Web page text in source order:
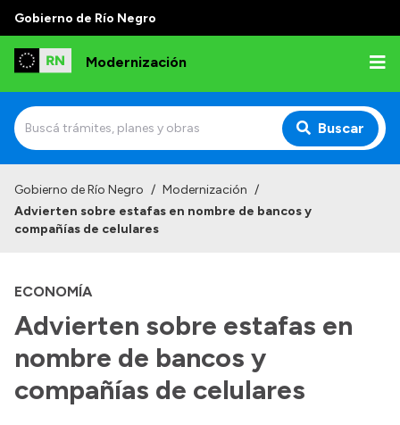
Gobierno de Río Negro
Modernización
Buscar
Institucional
Misión y Visión
Normativa
Transparencia
Gobierno de Río Negro / Modernización /
Advierten sobre estafas en nombre de bancos y
compañías de celulares
ECONOMÍA
Advierten sobre estafas en
nombre de bancos y
compañías de celulares